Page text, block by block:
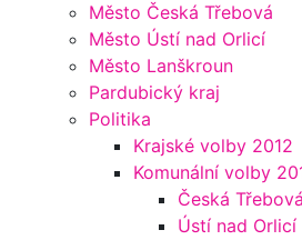
Město Česká Třebová
Město Ústí nad Orlicí
Město Lanškroun
Pardubický kraj
Politika
Krajské volby 2012
Komunální volby
Česká Třebová
Ústí nad Orlicí